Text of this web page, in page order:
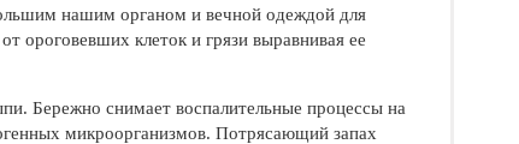
нашим органом и вечной одеждой для
ороговевших клеток и грязи выравнивая ее
Бережно снимает воспалительные процессы на
микроорганизмов. Потрясающий запах